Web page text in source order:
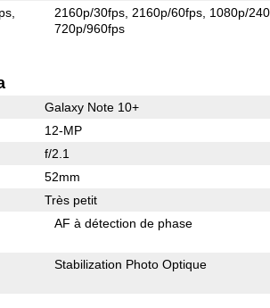
2160p/30fps 2160p/60fps 1080p/
720p/960fps
Galaxy Note 10+
12-MP
f/2.1
52mm
Très petit
AF à détection de phase
Stabilization Photo Optique